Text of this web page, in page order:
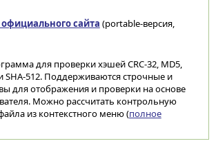
официального сайта (portable-версия,
для проверки хэшей CRC-32, MD5,
SHA-512. Поддерживаются строчные и
для отображения и проверки на основе
Можно рассчитать контрольную
из контекстного меню (полное